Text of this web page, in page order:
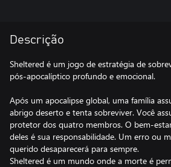
Descrição
Sheltered é um jogo de estratégia de
pós-apocalíptico profundo e emocional.
Após um apocalipse global, uma família
abrigo deserto e tenta sobreviver. Você
protetor dos quatro membros. O bem-
deles é sua responsabilidade. Um erro ou
querido desaparecerá para sempre.
Sheltered é um mundo onde a morte é